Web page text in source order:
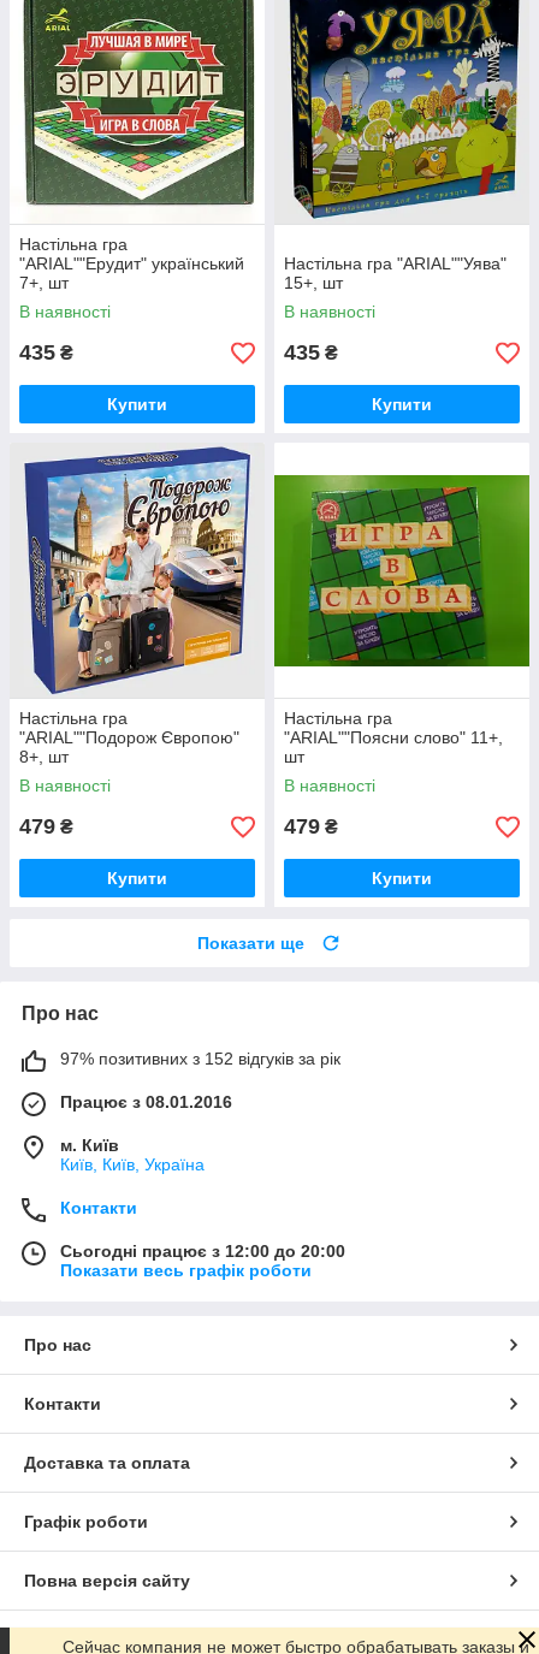
Настільна гра
"ARIAL""Ерудит" український
7+, шт
В наявності
435 ₴
Купити
Настільна гра "ARIAL""Уява"
15+, шт
В наявності
435 ₴
Купити
Настільна гра
"ARIAL""Подорож Європою"
8+, шт
В наявності
479 ₴
Купити
Настільна гра
"ARIAL""Поясни слово" 11+,
шт
В наявності
479 ₴
Купити
Показати ще
Про нас
97% позитивних з 152 відгуків за рік
Працює з 08.01.2016
м. Київ
Київ, Київ, Україна
Контакти
Сьогодні працює з 12:00 до 20:00
Показати весь графік роботи
Про нас
Контакти
Доставка та оплата
Графік роботи
Повна версія сайту
Сайт створено на маркетплейсі Prom.ua
Сейчас компания не может быстро обрабатывать заказы и